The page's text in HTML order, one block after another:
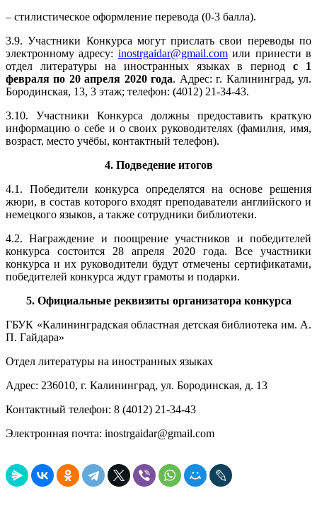
– стилистическое оформление перевода (0-3 балла).
3.9. Участники Конкурса могут прислать свои переводы по
электронному адресу: inostrgaidar@gmail.comили принести в
отдел литературы на иностранных языках в периодс 1
февраля по 20 апреля 2020 года. Адрес: г. Калининград, ул.
Бородинская, 13, 3 этаж; телефон: (4012) 21-34-43.
3.10. Участники Конкурса должны предоставить краткую
информацию о себе и о своих руководителях (фамилия, имя,
возраст, место учёбы, контактный телефон).
4. Подведение итогов
4.1. Победители конкурса определятся на основе решения
жюри, в состав которого входят преподаватели английского и
немецкого языков, а также сотрудники библиотеки.
4.2. Награждение и поощрение участников и победителей
конкурса состоится 28 апреля 2020 года. Все участники
конкурса и их руководители будут отмечены сертификатами,
победителей конкурса ждут грамоты и подарки.
5. Официальные реквизиты организатора конкурса
ГБУК «Калининградская областная детская библиотека им. А.
П. Гайдара»
Отдел литературы на иностранных языках
Адрес: 236010, г. Калининград, ул. Бородинская, д. 13
Контактный телефон: 8 (4012) 21-34-43
Электронная почта: inostrgaidar@gmail.com